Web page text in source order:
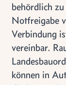
behördlich
Notfreigabe
Verbindung
vereinbar.
können in